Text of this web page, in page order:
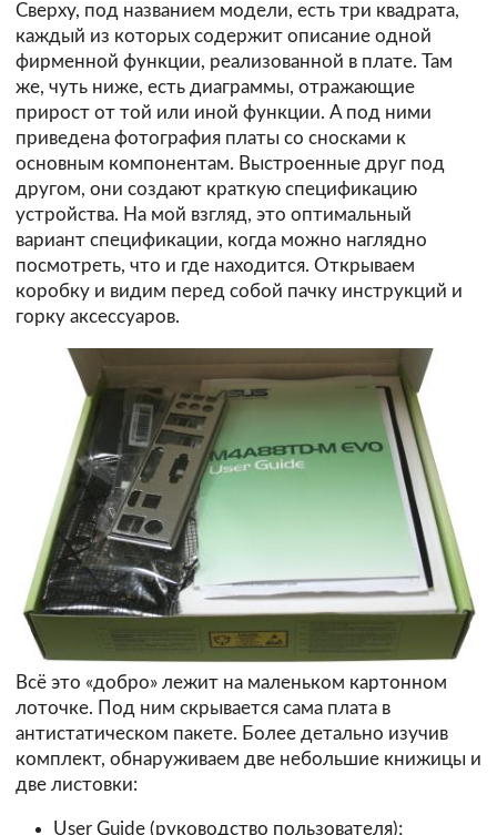
Сверху, под названием модели, есть три квадрата,
каждый из которых содержит описание одной
фирменной функции, реализованной в плате. Там
же, чуть ниже, есть диаграммы, отражающие
прирост от той или иной функции. А под ними
приведена фотография платы со сносками к
основным компонентам. Выстроенные друг под
другом, они создают краткую спецификацию
устройства. На мой взгляд, это оптимальный
вариант спецификации, когда можно наглядно
посмотреть, что и где находится. Открываем
коробку и видим перед собой пачку инструкций и
горку аксессуаров.
Всё это «добро» лежит на маленьком картонном
лоточке. Под ним скрывается сама плата в
антистатическом пакете. Более детально изучив
комплект, обнаруживаем две небольшие книжицы и
две листовки:
User Guide (руководство пользователя);